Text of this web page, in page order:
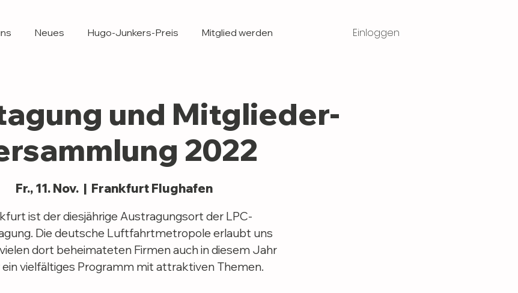
Neues Hugo-Junkers-Preis Mitglied werden Einloggen
und Mitglieder-
2022
Fr., 11. Nov.
  |
Frankfurt Flughafen
ist der diesjährige Austragungsort der LPC-
Die deutsche Luftfahrtmetropole erlaubt uns
dort beheimateten Firmen auch in diesem Jahr
ein vielfältiges Programm mit attraktiven Themen.